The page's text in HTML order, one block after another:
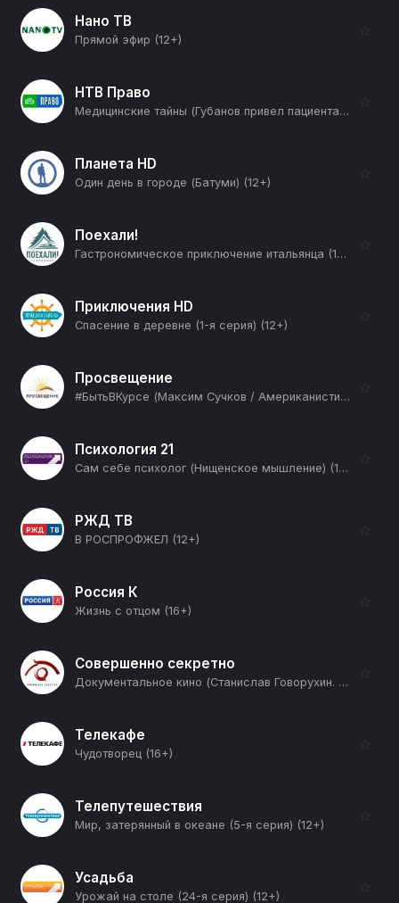
Нано ТВ
Прямой эфир (12+)
☆
НТВ Право
Медицинские тайны (Губанов привел пациента с мужской проблемой) (12+)
☆
Планета HD
Один день в городе (Батуми) (12+)
☆
Поехали!
Гастрономическое приключение итальянца (12+)
☆
Приключения HD
Спасение в деревне (1-я серия) (12+)
☆
Просвещение
#БытьВКурсе (Максим Сучков / Американистика: современные реалии зарубежного регионоведения) (12+)
☆
Психология 21
Сам себе психолог (Нищенское мышление) (12+)
☆
РЖД ТВ
В РОСПРОФЖЕЛ (12+)
☆
Россия К
Жизнь с отцом (16+)
☆
Совершенно секретно
Документальное кино (Станислав Говорухин. Профессия-режиссер) (12+)
☆
Телекафе
Чудотворец (16+)
☆
Телепутешествия
Мир, затерянный в океане (5-я серия) (12+)
☆
Усадьба
Урожай на столе (24-я серия) (12+)
☆